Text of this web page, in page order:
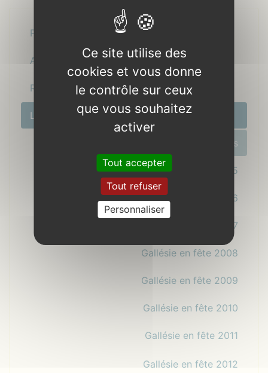
Présentation
Actualité
Recettes
Le coin nostalgie
Programmation des années précédentes
Gallésie en fête 2005
Gallésie en fête 2006
Gallésie en fête 2007
Gallésie en fête 2008
Gallésie en fête 2009
Gallésie en fête 2010
Gallésie en fête 2011
Gallésie en fête 2012
Ce site utilise des
cookies et vous donne
le contrôle sur ceux
que vous souhaitez
activer
Tout accepter
Tout refuser
Personnaliser